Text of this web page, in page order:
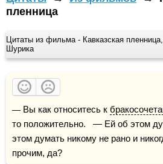
пленница
Цитаты из фильма - Кавказская
Шурика
— Вы как относитесь к
то положительно.   — Ей об этом
этом думать никому не рано и
прочим, да?